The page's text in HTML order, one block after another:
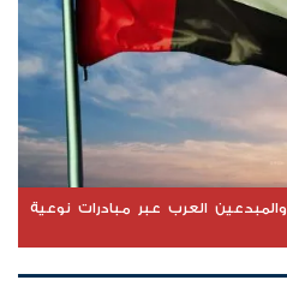
العرب عبر مبادرات نوعية